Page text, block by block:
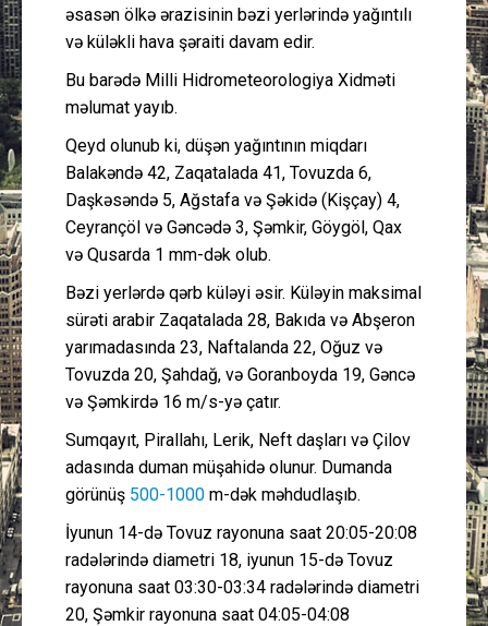
Cəmiyyət
əsasən ölkə ərazisinin bəzi yerlərində yağıntılı
və küləkli hava şəraiti davam edir.
Bu barədə Milli Hidrometeorologiya Xidməti
məlumat yayıb.
Qeyd olunub ki, düşən yağıntının miqdarı
Balakəndə 42, Zaqatalada 41, Tovuzda 6,
Daşkəsəndə 5, Ağstafa və Şəkidə (Kişçay) 4,
Ceyrançöl və Gəncədə 3, Şəmkir, Göygöl, Qax
və Qusarda 1 mm-dək olub.
Bəzi yerlərdə qərb küləyi əsir. Küləyin maksimal
sürəti arabir Zaqatalada 28, Bakıda və Abşeron
yarımadasında 23, Naftalanda 22, Oğuz və
Tovuzda 20, Şahdağ, və Goranboyda 19, Gəncə
və Şəmkirdə 16 m/s-yə çatır.
Sumqayıt, Pirallahı, Lerik, Neft daşları və Çilov
adasında duman müşahidə olunur. Dumanda
görünüş 500-1000 m-dək məhdudlaşıb.
İyunun 14-də Tovuz rayonuna saat 20:05-20:08
radələrində diametri 18, iyunun 15-də Tovuz
rayonuna saat 03:30-03:34 radələrində diametri
20, Şəmkir rayonuna saat 04:05-04:08